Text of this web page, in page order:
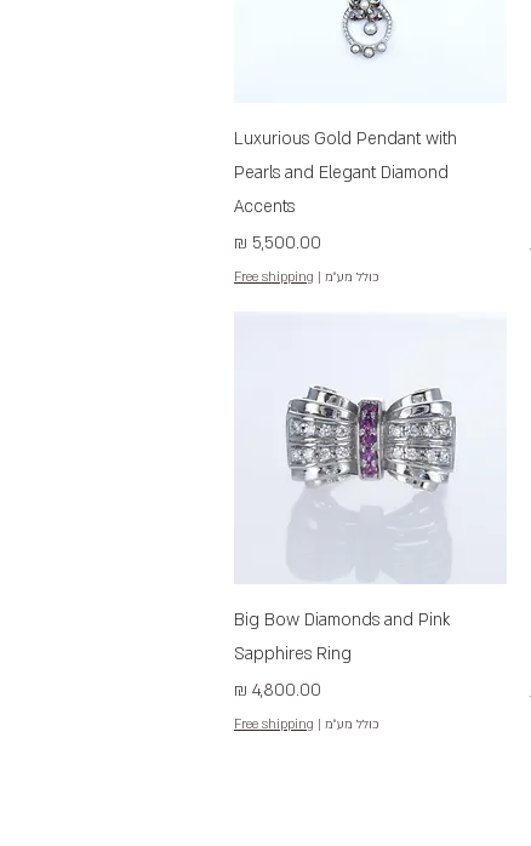
תצוגה מהירה
Luxurious Gold Pendant with
Pearls and Elegant Diamond
Accents
מחיר
כולל מע״מ Free shipping
תצוגה מהירה
Big Bow Diamonds and Pink
Sapphires Ring
מחיר
כולל מע״מ |
Free shipping